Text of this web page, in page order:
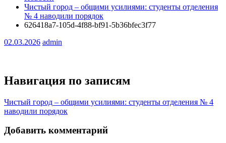
Чистый город – общими усилиями: студенты отделения
№ 4 наводили порядок
626418a7-105d-4f88-bf91-5b36bfec3f77
02.03.2026 admin
Навигация по записям
Чистый город – общими усилиями: студенты отделения № 4
наводили порядок
Добавить комментарий